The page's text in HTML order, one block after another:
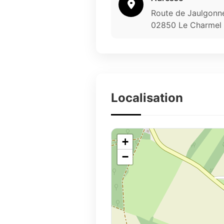
Route de
02850 Le Charmel
Localisation
+
−